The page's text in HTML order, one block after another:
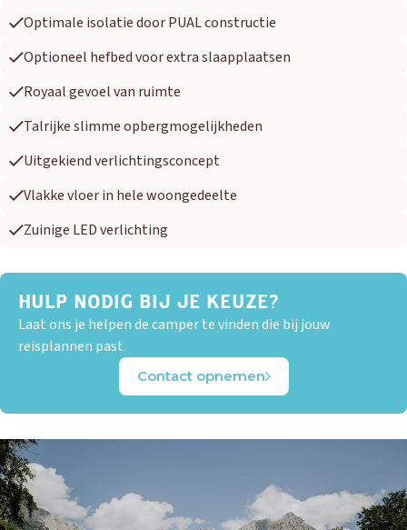
Optimale isolatie door PUAL constructie
Optioneel hefbed voor extra slaapplaatsen
Royaal gevoel van ruimte
Talrijke slimme opbergmogelijkheden
Uitgekiend verlichtingsconcept
Vlakke vloer in hele woongedeelte
Zuinige LED verlichting
HULP NODIG BIJ JE KEUZE?
Laat ons je helpen de camper te vinden die bij jouw
reisplannen past.
Contact opnemen